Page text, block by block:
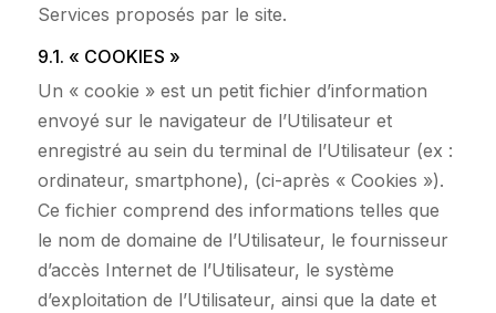
Services proposés par le site.
9.1. « COOKIES »
Un « cookie » est un petit fichier d’information
envoyé sur le navigateur de l’Utilisateur et
enregistré au sein du terminal de l’Utilisateur (ex :
ordinateur, smartphone), (ci-après « Cookies »).
Ce fichier comprend des informations telles que
le nom de domaine de l’Utilisateur, le fournisseur
d’accès Internet de l’Utilisateur, le système
d’exploitation de l’Utilisateur, ainsi que la date et